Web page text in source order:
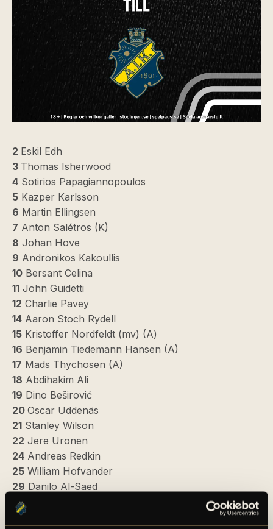
2 Eskil Edh
3 Thomas Isherwood
4 Sotirios Papagiannopoulos
5 Kazper Karlsson
6 Martin Ellingsen
7 Anton Salétros (K)
8 Johan Hove
9 Andronikos Kakoullis
10 Bersant Celina
11 John Guidetti
12 Charlie Pavey
14 Aaron Stoch Rydell
15 Kristoffer Nordfeldt (mv) (A)
16 Benjamin Tiedemann Hansen (A)
17 Mads Thychosen (A)
18 Abdihakim Ali
19 Dino Beširović
20 Oscar Uddenäs
21 Stanley Wilson
22 Jere Uronen
24 Andreas Redkin
25 William Hofvander
29 Danilo Al-Saed
30
32Filip Benković